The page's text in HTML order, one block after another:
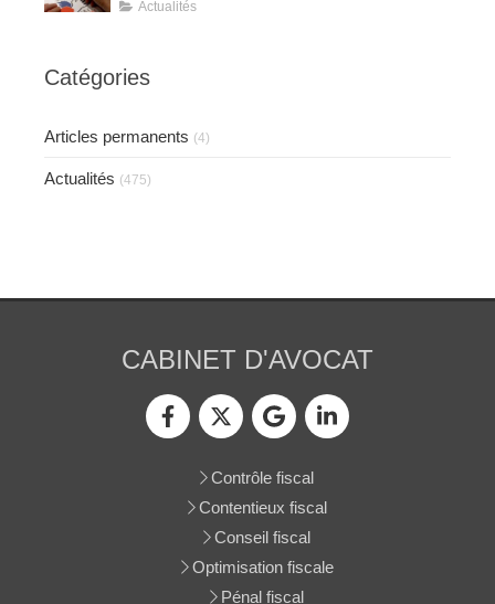
détermination de la réduction
Actualités
Catégories
Articles permanents (4)
Actualités (475)
CABINET D'AVOCAT
Contrôle fiscal
Contentieux fiscal
Conseil fiscal
Optimisation fiscale
Pénal fiscal